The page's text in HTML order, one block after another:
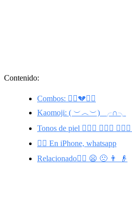
Contenido:
Combos: 🙍‍♂️💔🙍‍♀️
Kaomoji: ( ︶︿︶)_╭∩╮
Tonos de piel 🙍🏼‍♂️ 🙍🏻‍♂️ 🙍🏾‍♂️
🙍‍♂️ En iPhone, whatsapp
Relacionado🙍‍♀️ 😦 🙁 👨 👴